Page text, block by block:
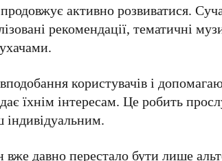
активно розвиватися.
рекомендації, тематичні
користувачів і
їхнім інтересам. Це робить
давно перестало бути лише